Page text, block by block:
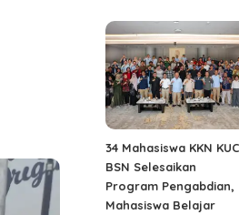
34 Mahasiswa KKN
BSN Selesaikan
Program Pengabdian,
Mahasiswa Belajar